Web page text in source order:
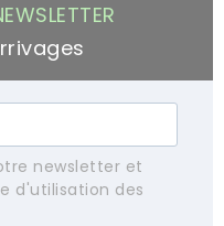
newsletter et
d'utilisation des